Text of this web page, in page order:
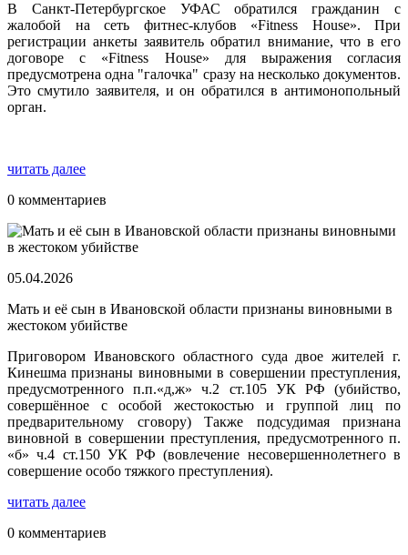
В Санкт-Петербургское УФАС обратился гражданин с
жалобой на сеть фитнес-клубов «Fitness House». При
регистрации анкеты заявитель обратил внимание, что в его
договоре с «Fitness House» для выражения согласия
предусмотрена одна "галочка" сразу на несколько документов.
Это смутило заявителя, и он обратился в антимонопольный
орган.
читать далее
0 комментариев
05.04.2026
Мать и её сын в Ивановской области признаны виновными в
жестоком убийстве
Приговором Ивановского областного суда двое жителей г.
Кинешма признаны виновными в совершении преступления,
предусмотренного п.п.«д,ж» ч.2 ст.105 УК РФ (убийство,
совершённое с особой жестокостью и группой лиц по
предварительному сговору) Также подсудимая признана
виновной в совершении преступления, предусмотренного п.
«б» ч.4 ст.150 УК РФ (вовлечение несовершеннолетнего в
совершение особо тяжкого преступления).
читать далее
0 комментариев